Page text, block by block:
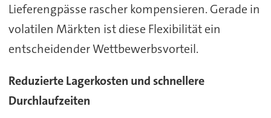
Lieferengpässe rascher kompensieren. Gerade in
volatilen Märkten ist diese Flexibilität ein
entscheidender Wettbewerbsvorteil.
Reduzierte Lagerkosten und schnellere
Durchlaufzeiten